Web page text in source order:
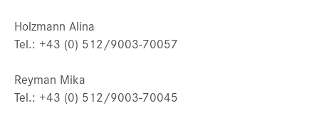
Holzmann Alina
Tel.: +43 (0) 512/9003-70057
Reyman Mika
Tel.: +43 (0) 512/9003-70045